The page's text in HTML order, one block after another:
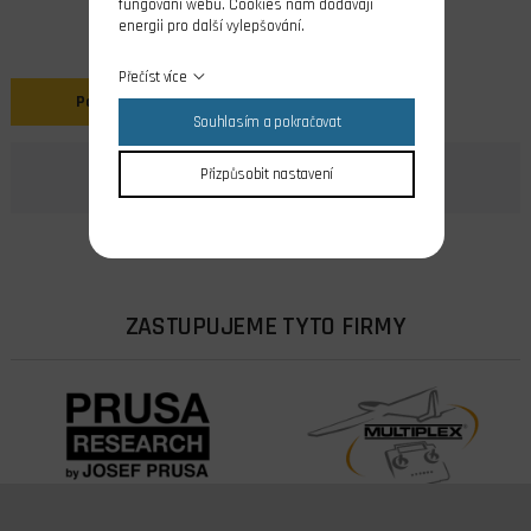
Popis
ZASTUPUJEME TYTO FIRMY
fungování webu. Cookies nám dodávají
energii pro další vylepšování.
Přečíst více
Souhlasím a pokračovat
Přizpůsobit nastavení